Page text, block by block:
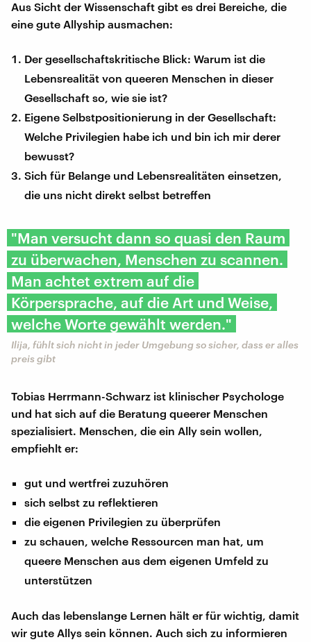
Aus Sicht der Wissenschaft gibt es drei Bereiche, die
eine gute Allyship ausmachen:
Der gesellschaftskritische Blick: Warum ist die
Lebensrealität von queeren Menschen in dieser
Gesellschaft so, wie sie ist?
Eigene Selbstpositionierung in der Gesellschaft:
Welche Privilegien habe ich und bin ich mir derer
bewusst?
Sich für Belange und Lebensrealitäten einsetzen,
die uns nicht direkt selbst betreffen
"Man versucht dann so quasi den Raum
zu überwachen, Menschen zu scannen.
Man achtet extrem auf die
Körpersprache, auf die Art und Weise,
welche Worte gewählt werden."
Ilija, fühlt sich nicht in jeder Umgebung so sicher, dass er alles
preis gibt
Tobias Herrmann-Schwarz ist klinischer Psychologe
und hat sich auf die Beratung queerer Menschen
spezialisiert. Menschen, die ein Ally sein wollen,
empfiehlt er:
gut und wertfrei zuzuhören
sich selbst zu reflektieren
die eigenen Privilegien zu überprüfen
zu schauen, welche Ressourcen man hat, um
queere Menschen aus dem eigenen Umfeld zu
unterstützen
Auch das lebenslange Lernen hält er für wichtig, damit
wir gute Allys sein können. Auch sich zu informieren